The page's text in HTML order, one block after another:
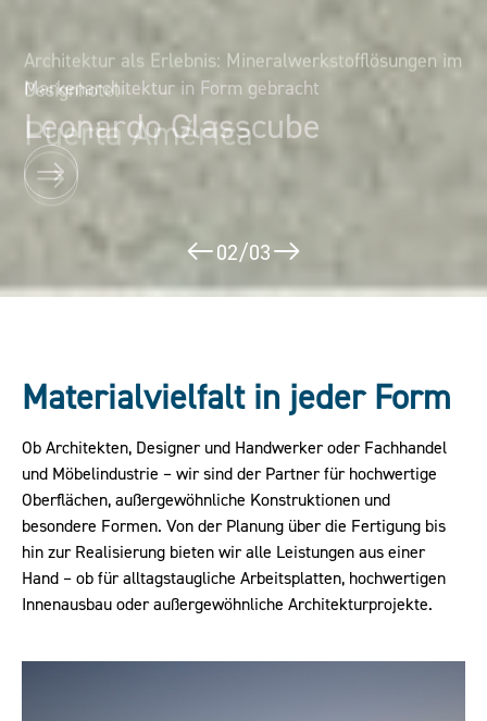
Markenarchitektur in Form gebracht
Leonardo Glasscube
Architektur als Erlebnis: Mineralwerkstofflösungen im
Designhotel
Puerta América
02/03
Materialvielfalt in jeder Form
Ob Architekten, Designer und Handwerker oder Fachhandel
und Möbelindustrie – wir sind der Partner für hochwertige
Oberflächen, außergewöhnliche Konstruktionen und
besondere Formen. Von der Planung über die Fertigung bis
hin zur Realisierung bieten wir alle Leistungen aus einer
Hand – ob für alltagstaugliche Arbeitsplatten, hochwertigen
Innenausbau oder außergewöhnliche Architekturprojekte.